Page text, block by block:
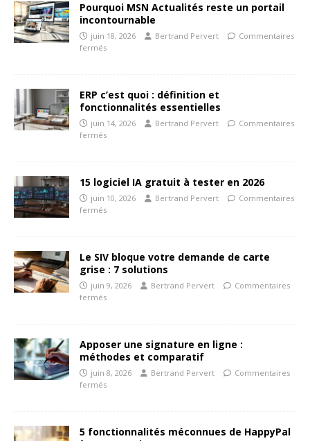
Pourquoi MSN Actualités reste un portail
incontournable
juin 18, 2026 Bertrand Pervert
Commentaires
fermés
ERP c’est quoi : définition et
fonctionnalités essentielles
juin 14, 2026 Bertrand Pervert
Commentaires
fermés
15 logiciel IA gratuit à tester en 2026
juin 10, 2026 Bertrand Pervert
Commentaires
fermés
Le SIV bloque votre demande de carte
grise : 7 solutions
juin 9, 2026 Bertrand Pervert
Commentaires
fermés
Apposer une signature en ligne :
méthodes et comparatif
juin 8, 2026 Bertrand Pervert
Commentaires
fermés
5 fonctionnalités méconnues de HappyPal